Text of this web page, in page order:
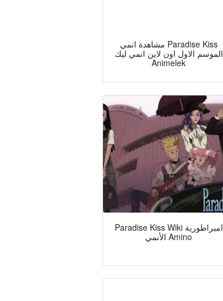
مشاهدة انمي Paradise Kiss
الموسم الاول اون لاين انمي ليك
Animelek
Paradise Kiss Wiki امبراطورية
الأنمي Amino